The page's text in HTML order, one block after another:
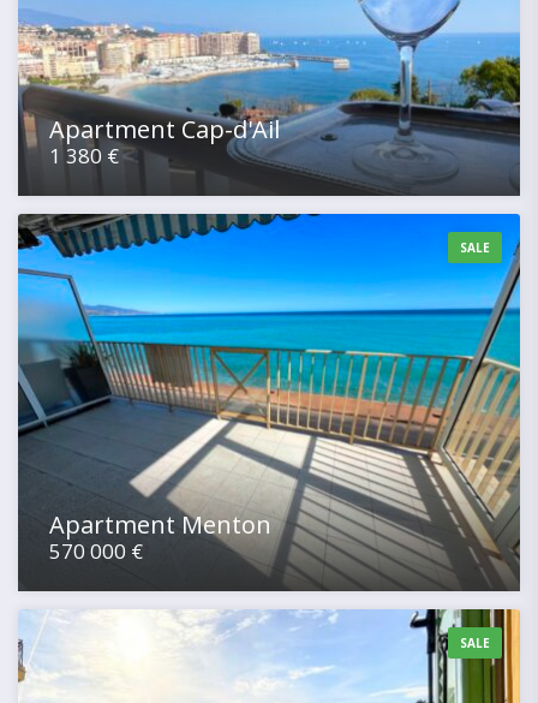
Apartment Cap-d'Ail
1 380 €
SALE
Apartment Menton
570 000 €
SALE